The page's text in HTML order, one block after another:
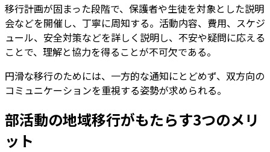
移行計画が固まった段階で、保護者や生徒を対象とした説明
会などを開催し、丁寧に周知する。活動内容、費用、スケジ
ュール、安全対策などを詳しく説明し、不安や疑問に応える
ことで、理解と協力を得ることが不可欠である。
円滑な移行のためには、一方的な通知にとどめず、双方向の
コミュニケーションを重視する姿勢が求められる。
部活動の地域移行がもたらす3つのメリ
ット